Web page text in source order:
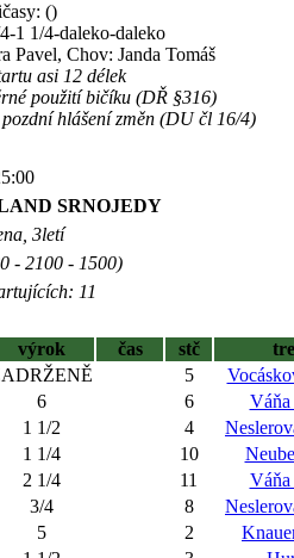
()
1 1/4-daleko-daleko
Pavel, Chov: Janda Tomáš
asi 12 délek
použití bičíku (DŘ §316)
hlášení změn (DU čl 16/4)
SRNOJEDY
3letí
- 2100 - 1500)
11
výrok čas stč
5
6 6
Váňa
1 1/2 4
1 1/4 10
2 1/4 11
Váňa
3/4 8
5 2